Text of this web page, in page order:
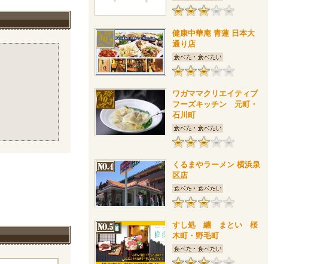
健康中華庵 青蓮 日本大
通り店
ワガママクリエイティブ
フーズキッチン 元町・
石川町
くるまやラーメン 横浜泉
区店
すし処 纏 まとい 桜
木町・野毛町